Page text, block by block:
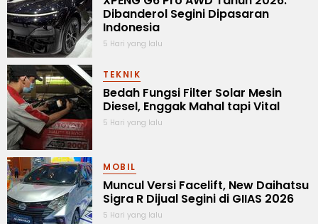
Dibanderol Segini Dipasaran
Indonesia
5 Hari yang lalu
TEKNIK
Bedah Fungsi Filter Solar Mesin
Diesel, Enggak Mahal tapi Vital
5 Hari yang lalu
MOBIL
Muncul Versi Facelift, New Daihatsu
Sigra R Dijual Segini di GIIAS 2026
5 Hari yang lalu